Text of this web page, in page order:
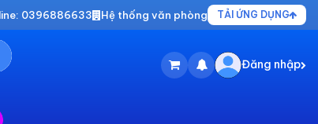
0396886633 Hệ thống văn phòng TẢI ỨNG DỤNG
Đăng nhập